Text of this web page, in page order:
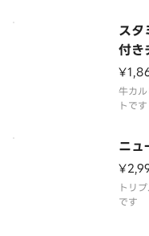
スタ
付き
牛カ
トです
ニュ
トリ
です